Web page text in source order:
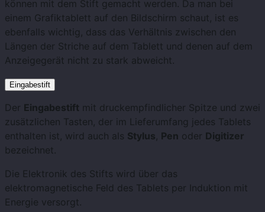
können mit dem Stift gemacht werden. Da man bei
einem Grafiktablett auf den Bildschirm schaut, ist es
ebenfalls wichtig, dass das Verhältnis zwischen den
Längen der Striche auf dem Tablett und denen auf dem
Anzeigegerät nicht zu stark abweicht.
Eingabestift
Der Eingabestift mit druckempfindlicher Spitze und zwei
zusätzlichen Tasten, der im Lieferumfang jedes Tablets
enthalten ist, wird auch als Stylus, Pen oder Digitizer
bezeichnet.
Die Elektronik des Stifts wird über das
elektromagnetische Feld des Tablets per Induktion mit
Energie versorgt.